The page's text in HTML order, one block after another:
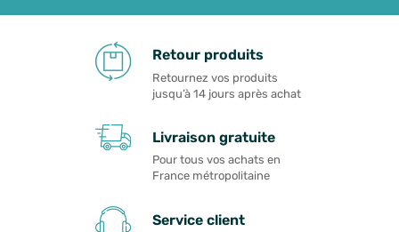
Retour produits
Retournez vos produits
jusqu’à 14 jours après achat
Livraison gratuite
Pour tous vos achats en
France métropolitaine
Service client